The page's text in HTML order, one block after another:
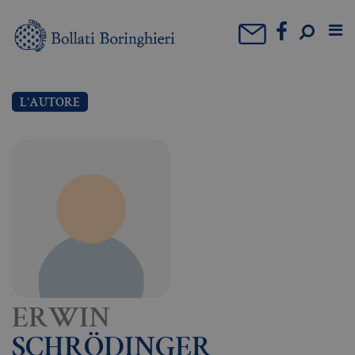
L'AUTORE
ERWIN